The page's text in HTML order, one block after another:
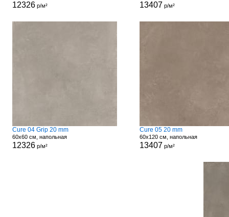
12326р/м² 13407 р/м²
Cure 04 Grip 20 mm
60x60 см, напольная
12326р/м²
Cure 05 20 mm
60x120 см, напольная
13407 р/м²